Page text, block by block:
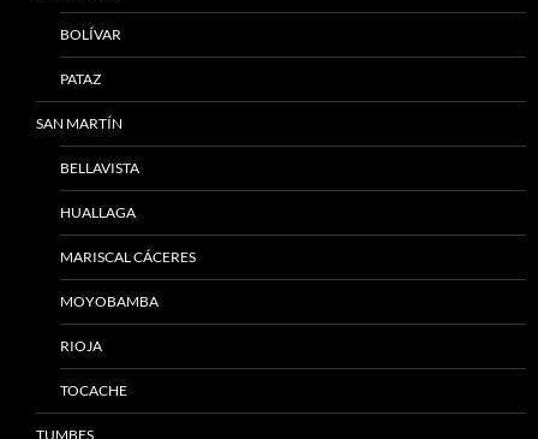
BOLÍVAR
PATAZ
SAN MARTÍN
BELLAVISTA
HUALLAGA
MARISCAL CÁCERES
MOYOBAMBA
RIOJA
TOCACHE
TUMBES